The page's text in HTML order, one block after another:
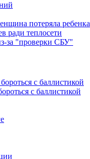
потеряла ребенка
ради теплосети
за "проверки СБУ"
с баллистикой